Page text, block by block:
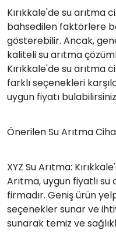
Kırıkkale'de su arıtma
bahsedilen faktörlere
gösterebilir. Ancak,
kaliteli su arıtma
Kırıkkale'de su arıtma
farklı seçenekleri
uygun fiyatı
Önerilen Su Arıtma
XYZ Su Arıtma:
Arıtma, uygun fiyatlı
firmadır. Geniş ürün
seçenekler sunar ve
sunarak temiz ve